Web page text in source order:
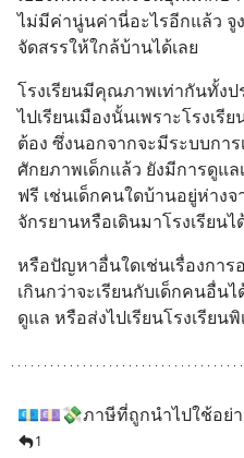
ไม่มีค่านู่นค่านี่อะไรอีกแล้ว จูง
จัดสรรให้ใกล้บ้านได้เลย
โรงเรียนมีคุณภาพเท่ากันทั้งป
ไปเรียนเมืองนั้นเพราะโรงเ
ต้อง ซึ่งนอกจากจะมีระบบกา
ศักยภาพเด็กแล้ว ยังมีการดูแล
ฟรี เช่นเด็กคนใดบ้านอยู่ห่างจ
จักรยานหรือเดินมาโรงเรียน
หรือปัญหาอื่นใดเช่นเรื่องการ
เกินกว่าจะเรียนกับเด็กคนอื่น
ดูแล หรือส่งไปเรียนโรงเรียน
💶💷💸ภาษีที่ถูกนำไปใช้อย่
1